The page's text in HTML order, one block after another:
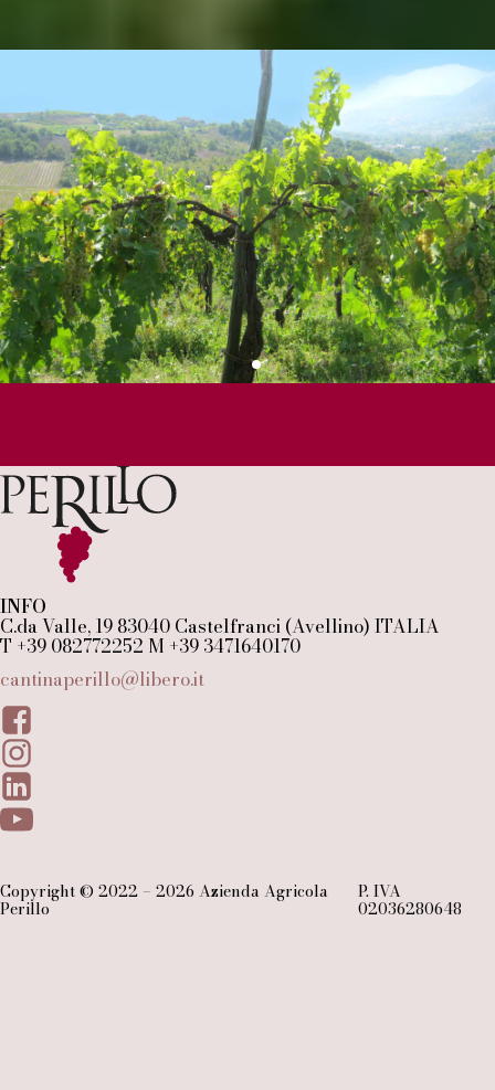
INFO
C.da Valle, 19 83040 Castelfranci (Avellino) ITALIA
T +39 082772252 M +39 3471640170
cantinaperillo@libero.it
Copyright © 2022 – 2026 Azienda Agricola
Perillo
P. IVA
02036280648